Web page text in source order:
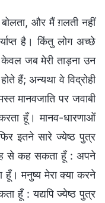
और मैं ग़लती नहीं
है। किंतु लोग अच्छे
जब मेरी ताड़ना उन
हैं; अन्यथा वे विद्रोही
मानवजाति पर जवाबी
हूँ। मानव-धारणाओं
इतने सारे ज्येष्ठ पुत्र
से कह सकता हूँ : अपने
हूँ। मनुष्य मेरा क्या करने
हूँ : यद्यपि ज्येष्ठ पुत्र